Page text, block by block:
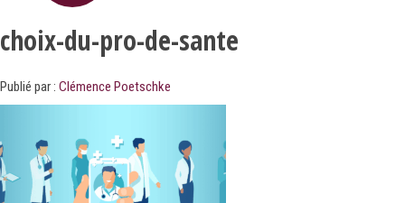
choix-du-pro-de-sante
Publié par : Clémence Poetschke